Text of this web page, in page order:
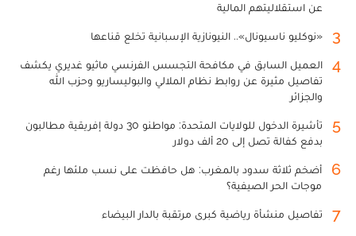
عن استقلاليتهم المالية
3 «نوكليو ناسيونال».. النيونازية الإسبانية تخلع قناعها
4
العميل السابق في مكافحة التجسس الفرنسي ماثيو غديري يكشف
تفاصيل مثيرة عن روابط نظام الملالي والبوليساريو وحزب الله
والجزائر
5
تأشيرة الدخول للولايات المتحدة: مواطنو 30 دولة إفريقية مطالبون
بدفع كفالة تصل إلى 20 ألف دولار
6
أضخم ثلاثة سدود بالمغرب: هل حافظت على نسب ملئها رغم
موجات الحر الصيفية؟
7 تفاصيل منشأة رياضية كبرى مرتقبة بالدار البيضاء